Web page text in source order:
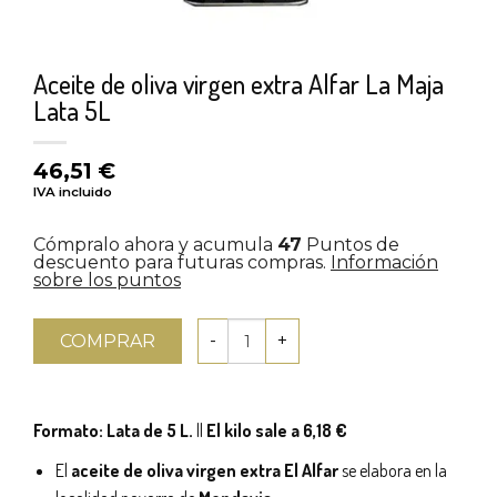
Aceite de oliva virgen extra Alfar La Maja
Lata 5L
46,51 €
IVA incluido
Cómpralo ahora y acumula 47 Puntos de
descuento para futuras compras. Información
sobre los puntos
COMPRAR
Formato: Lata de 5 L. || El kilo sale a 6,18 €
El aceite de oliva virgen extra El Alfarse elabora en la